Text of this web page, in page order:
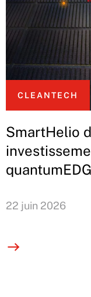
CLEANTECH
SmartHelio
22 juin 2026